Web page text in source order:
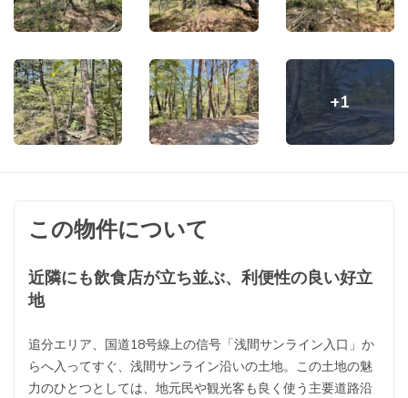
+1
この物件について
近隣にも飲食店が立ち並ぶ、利便性の良い好立
地
追分エリア、国道18号線上の信号「浅間サンライン入口」か
らへ入ってすぐ、浅間サンライン沿いの土地。この土地の魅
力のひとつとしては、地元民や観光客も良く使う主要道路沿